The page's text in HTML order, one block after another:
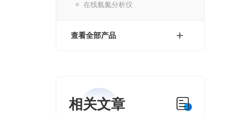
在线氨氮分析仪
查看全部产品
相关文章